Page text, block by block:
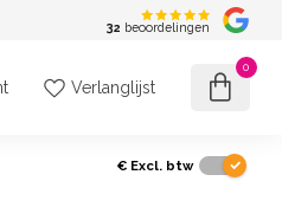
32 beoordelingen
Verlanglijst
0
€ Excl. btw